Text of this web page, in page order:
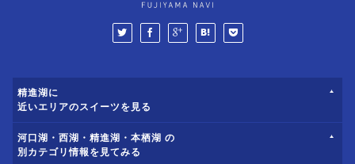
精進湖に
近いエリアのスイーツを見る
河口湖・西湖・精進湖・本栖湖 の
別カテゴリ情報を見てみる